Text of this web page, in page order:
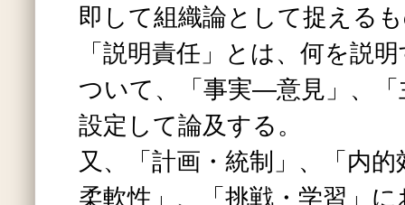
即して組織論として捉える
「説明責任」とは、何を説
ついて、「事実―意見」、
設定して論及する。
又、「計画・統制」、「内
柔軟性」、「挑戦・学習」